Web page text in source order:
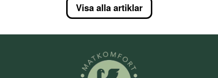
Visa alla artiklar